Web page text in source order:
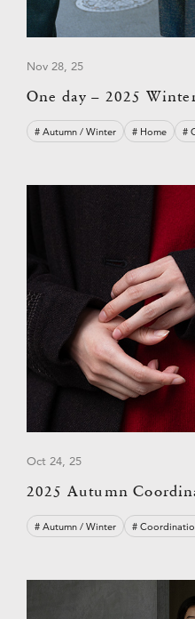
Nov 28, 25
One day – 2025
# Autumn / Winter # Home #
Oct 24, 25
2025 Autumn
# Autumn / Winter #